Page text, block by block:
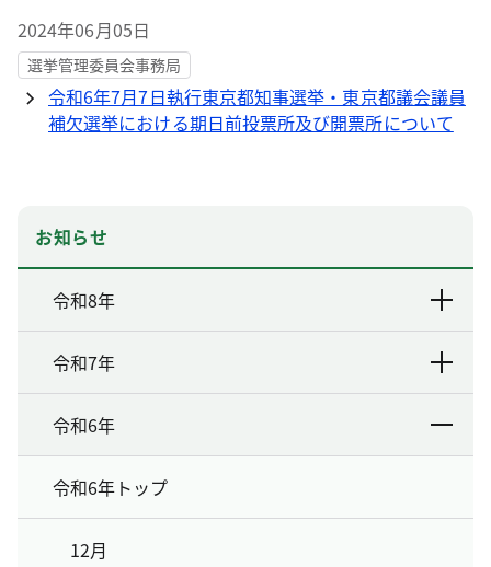
2024年06月05日
選挙管理委員会事務局
令和6年7月7日執行東京都知事選挙・東京都議会議員
補欠選挙における期日前投票所及び開票所について
お知らせ
令和8年
令和7年
令和6年
令和6年トップ
12月